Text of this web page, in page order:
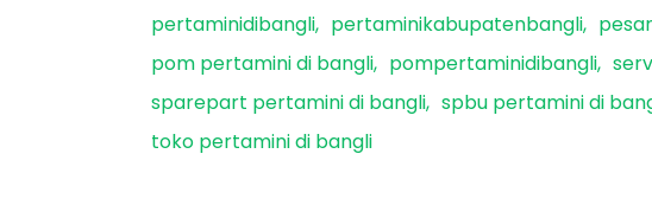
pertaminidibangli
pertaminikabupatenbangli
pom pertamini di bangli
pompertaminidibangli
sparepart pertamini di bangli spbu pertamini di
toko pertamini di bangli